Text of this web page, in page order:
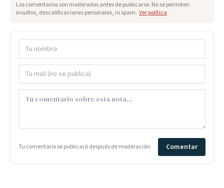
Los comentarios son moderados antes de publicarse. No se permiten
insultos, descalificaciones personales, ni spam. Ver política
Tu comentario se publicará después de moderación. Comentar